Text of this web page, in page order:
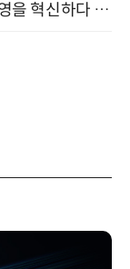
[올쇼TV] AI 인프라를 관측하고, AI로 운영을 혁신하다 (8월 11일 생방송)